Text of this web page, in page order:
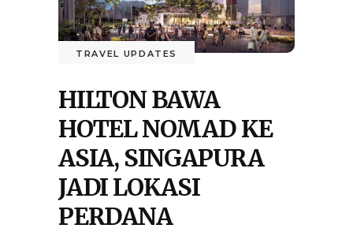
TRAVEL UPDATES
HILTON BAWA
HOTEL NOMAD KE
ASIA, SINGAPURA
JADI LOKASI
PERDANA